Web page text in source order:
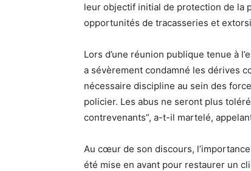
leur objectif initial de protection de la
opportunités de tracasseries et
Lors d’une réunion publique tenue à
a sévèrement condamné les dérives
nécessaire discipline au sein des
policier. Les abus ne seront plus
contrevenants”, a-t-il martelé,
Au cœur de son discours,
été mise en avant pour restaurer un